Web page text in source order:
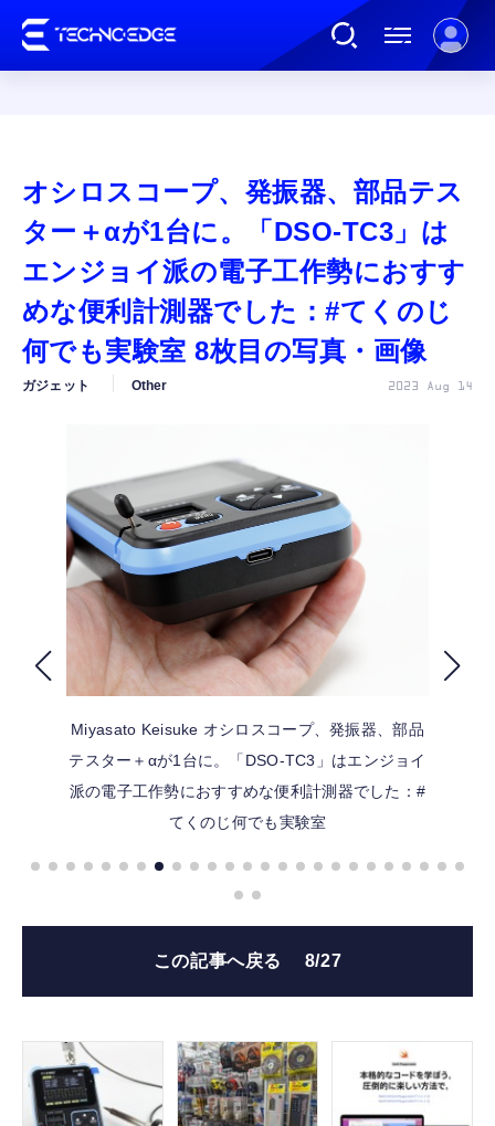
AI
ガジェット
ゲーム
公式ストア
FOLLOW US
オシロスコープ、発振器、部品テス
ター＋αが1台に。「DSO-TC3」は
エンジョイ派の電子工作勢におすす
めな便利計測器でした：#てくのじ
何でも実験室 8枚目の写真・画像
ガジェット Other 2023 Aug 14
Miyasato Keisuke オシロスコープ、発振器、部品
テスター＋αが1台に。「DSO-TC3」はエンジョイ
派の電子工作勢におすすめな便利計測器でした：#
てくのじ何でも実験室
この記事へ戻る 8/27